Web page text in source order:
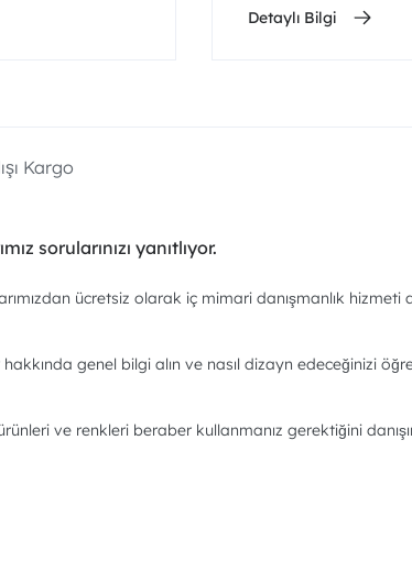
Detaylı Bilgi
Kargo
sorularınızı yanıtlıyor.
ücretsiz olarak iç mimari danışmanlık hizmeti
hakkında genel bilgi alın ve nasıl dizayn edeceğinizi
ve renkleri beraber kullanmanız gerektiğini